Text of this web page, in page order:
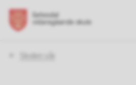
Skolen vår